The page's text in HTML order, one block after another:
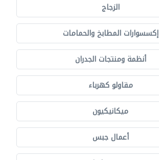
الزجاج
إكسسوارات المطابخ والحمامات
أنظمة ومنتجات الجدران
مقاولو كهرباء
ميكانيكيون
أعمال جبس